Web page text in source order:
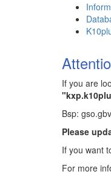
If you are
Bsp:
Please
If you want
For more